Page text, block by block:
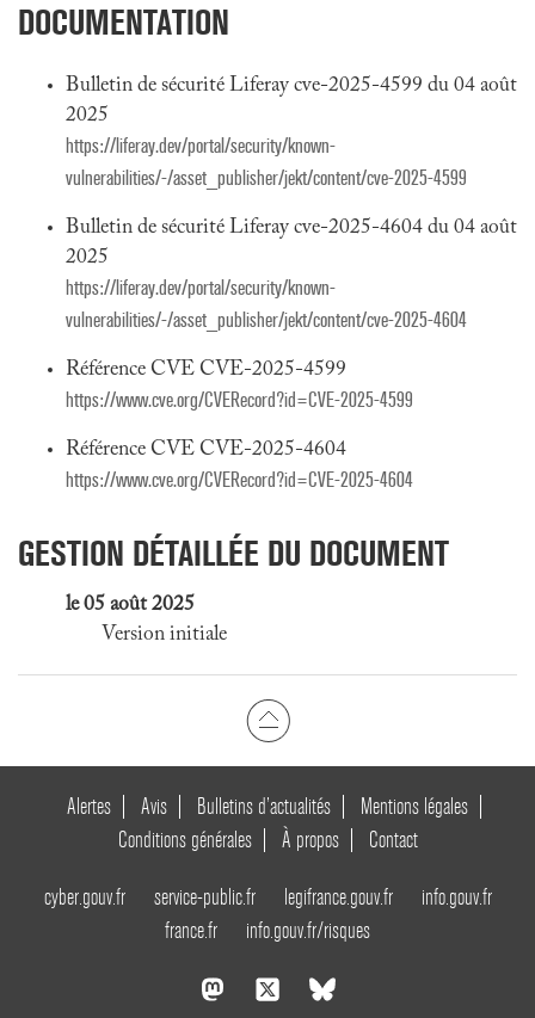
DOCUMENTATION
Bulletin de sécurité Liferay cve-2025-4599 du 04 août
2025
https://liferay.dev/portal/security/known-
vulnerabilities/-/asset_publisher/jekt/content/cve-2025-4599
Bulletin de sécurité Liferay cve-2025-4604 du 04 août
2025
https://liferay.dev/portal/security/known-
vulnerabilities/-/asset_publisher/jekt/content/cve-2025-4604
Référence CVE CVE-2025-4599
https://www.cve.org/CVERecord?id=CVE-2025-4599
Référence CVE CVE-2025-4604
https://www.cve.org/CVERecord?id=CVE-2025-4604
GESTION DÉTAILLÉE DU DOCUMENT
le 05 août 2025
Version initiale
Alertes Avis Bulletins d’actualités
Mentions légales
Conditions générales
À propos Contact
cyber.gouv.fr service-public.fr legifrance.gouv.fr
info.gouv.fr
france.fr
info.gouv.fr/risques